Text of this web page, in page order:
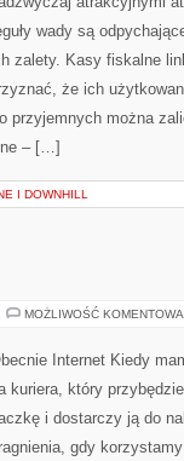
wady są
zalety. Kasy fiskalne
że ich
przyjemnych można
– […]
I DOWNHILL
MOŻLIWOŚĆ
Internet Kiedy
kuriera, który
i dostarczy ją do
gdy